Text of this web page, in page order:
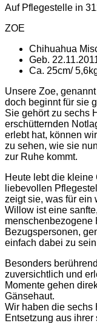
Auf Pflegestelle in
ZOE
Chihuahua
Geb.
Ca. 25cm/
Unsere Zoe,
doch beginnt für sie
Sie gehört zu sechs
erschütternden
erlebt hat, können
zu sehen, wie sie
zur Ruhe kommt.
Heute lebt die
liebevollen
zeigt sie, was für ein
Willow ist eine
menschenbezogene
Bezugspersonen,
einfach dabei zu
Besonders
zuversichtlich und
Momente gehen
Gänsehaut.
Wir haben die sechs
Entsetzung aus